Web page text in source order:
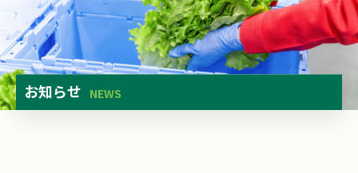
お知らせ NEWS
事業紹介
会社紹介
お問い合わせ